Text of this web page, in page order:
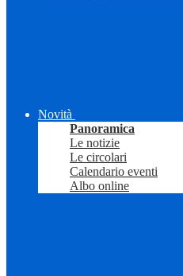
Novità
Panoramica
Le notizie
Le circolari
Calendario eventi
Albo online